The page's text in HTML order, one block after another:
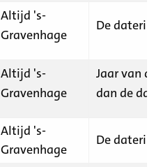
Altijd 's-
Gravenhage
De
Altijd 's-
Gravenhage
Jaar van
dan de
Altijd 's-
Gravenhage
De